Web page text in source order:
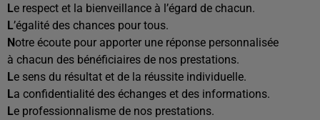
Le respect et la bienveillance à l’égard de chacun.
L’égalité des chances pour tous.
Notre écoute pour apporter une réponse personnalisée
à chacun des bénéficiaires de nos prestations.
Le sens du résultat et de la réussite individuelle.
La confidentialité des échanges et des informations.
Le professionnalisme de nos prestations.